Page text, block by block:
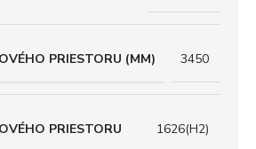
PRIESTORU (MM) 3450
PRIESTORU 1626(H2)